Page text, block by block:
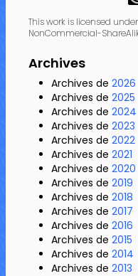
This work is licensed
NonCommercial-
Archives
Archives de 2026
Archives de 2025
Archives de 2024
Archives de 2023
Archives de 2022
Archives de 2021
Archives de 2020
Archives de 2019
Archives de 2018
Archives de 2017
Archives de 2016
Archives de 2015
Archives de 2014
Archives de 2013